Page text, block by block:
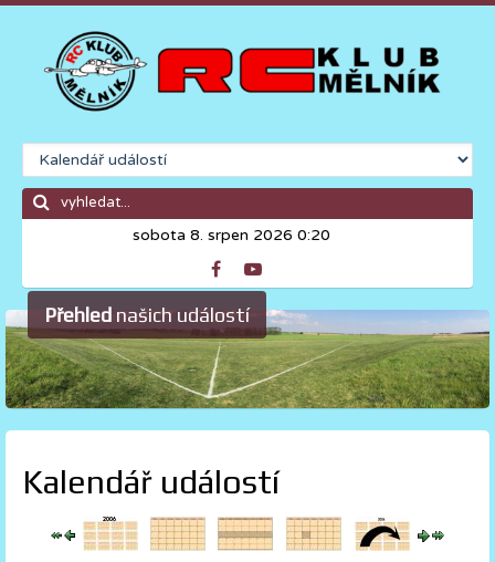
sobota 8. srpen 2026 0:20
Přehled našich událostí
Kalendář událostí